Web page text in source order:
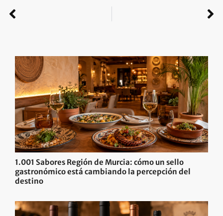
1.001 Sabores Región de Murcia: cómo un sello
gastronómico está cambiando la percepción del
destino